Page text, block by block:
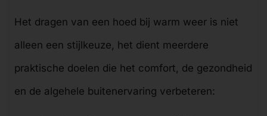
Het dragen van een hoed bij warm weer is niet
alleen een stijlkeuze, het dient meerdere
praktische doelen die het comfort, de gezondheid
en de algehele buitenervaring verbeteren: